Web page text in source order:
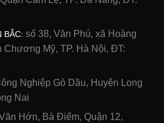
BẮC: số 38, Văn Phú, xã Hoàng
Chương Mỹ, TP. Hà Nội, ĐT:
Nghiệp Gò Dầu, Huyện Long
Nai
Hớn, Bà Điểm, Quận 12,